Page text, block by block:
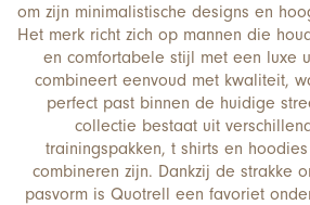
om zijn minimalistische designs en
Het merk richt zich op mannen die
en comfortabele stijl met een luxe
combineert eenvoud met kwaliteit,
perfect past binnen de huidige
collectie bestaat uit
trainingspakken, t shirts en
combineren zijn. Dankzij de strakke
pasvorm is Quotrell een favoriet